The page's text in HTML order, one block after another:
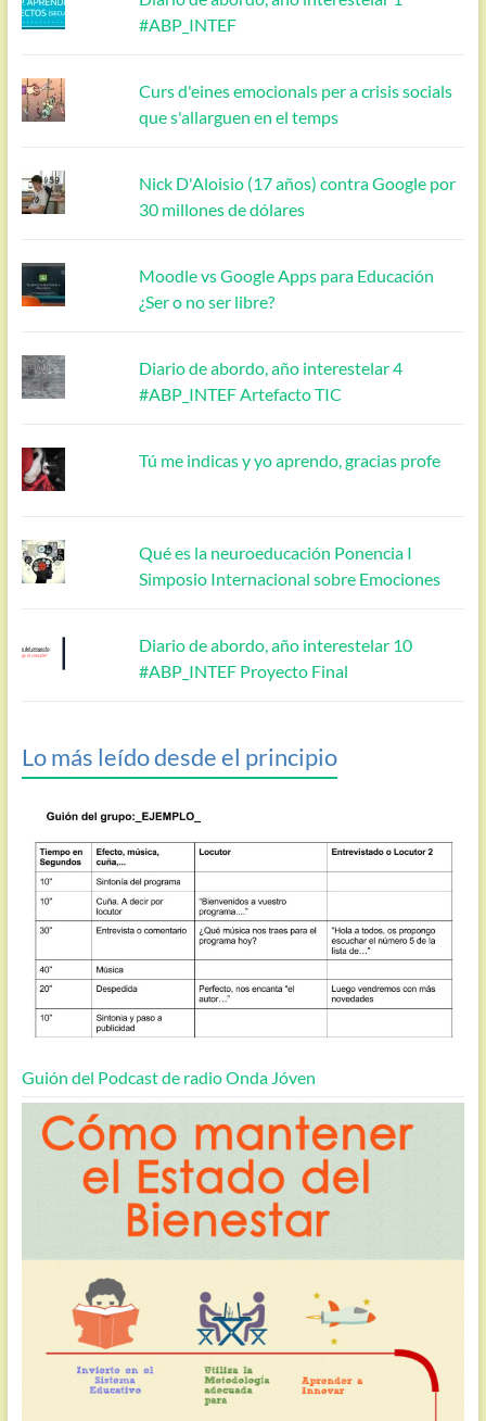
#ABP_INTEF
Curs d'eines emocionals per a crisis socials
que s'allarguen en el temps
Nick D'Aloisio (17 años) contra Google por
30 millones de dólares
Moodle vs Google Apps para Educación
¿Ser o no ser libre?
Diario de abordo, año interestelar 4
#ABP_INTEF Artefacto TIC
Tú me indicas y yo aprendo, gracias profe
Qué es la neuroeducación Ponencia I
Simposio Internacional sobre Emociones
Diario de abordo, año interestelar 10
#ABP_INTEF Proyecto Final
Lo más leído desde el principio
Guión del Podcast de radio Onda Jóven